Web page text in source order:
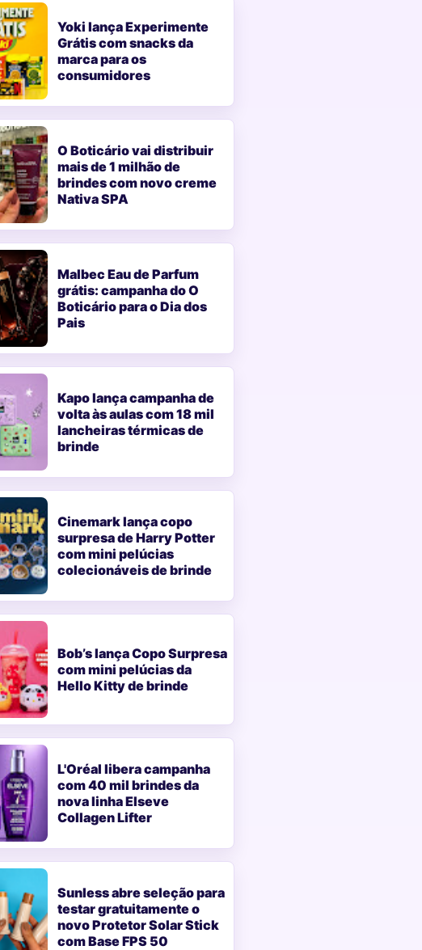
Yoki lança Experimente
Grátis com snacks da
marca para os
consumidores
O Boticário vai distribuir
mais de 1 milhão de
brindes com novo creme
Nativa SPA
Malbec Eau de Parfum
grátis: campanha do O
Boticário para o Dia dos
Pais
Kapo lança campanha de
volta às aulas com 18 mil
lancheiras térmicas de
brinde
Cinemark lança copo
surpresa de Harry Potter
com mini pelúcias
colecionáveis de brinde
Bob’s lança Copo Surpresa
com mini pelúcias da
Hello Kitty de brinde
L'Oréal libera campanha
com 40 mil brindes da
nova linha Elseve
Collagen Lifter
Sunless abre seleção para
testar gratuitamente o
novo Protetor Solar Stick
com Base FPS 50